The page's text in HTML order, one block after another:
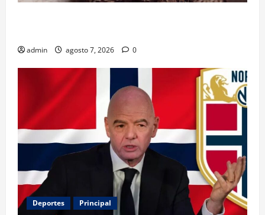
admin agosto 7, 2026 0
Deportes Principal